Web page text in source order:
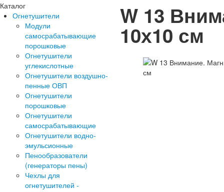
Каталог
Огнетушители
Модули
самосрабатывающие
порошковые
Огнетушители
углекислотные
Огнетушители воздушно-
пенные ОВП
Огнетушители
порошковые
Огнетушители
самосрабатывающие
Огнетушители водно-
эмульсионные
Пенообразователи
(генераторы пены)
Чехлы для
огнетушителей -
W 13
10х10 см